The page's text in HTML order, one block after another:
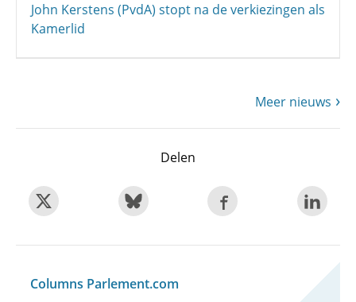
John Kerstens (PvdA) stopt na de verkiezingen als
Kamerlid
Meer nieuws
Delen
Columns Parlement.com